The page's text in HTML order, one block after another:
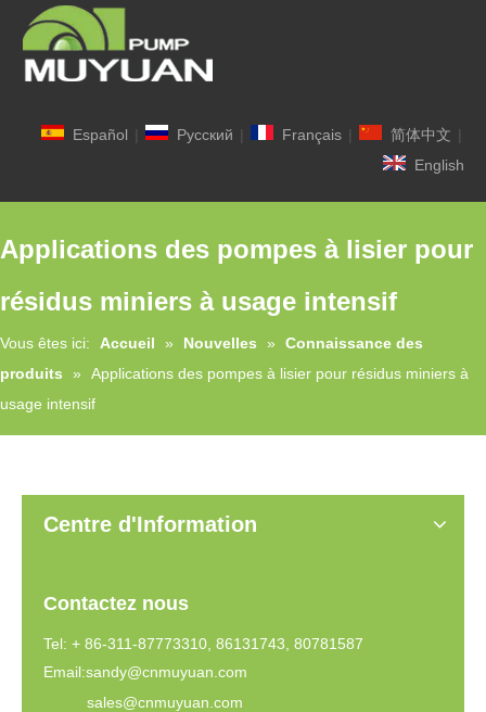
Español | Pусский | Français | 简体中文 |
English
Applications des pompes à lisier pour
résidus miniers à usage intensif
Vous êtes ici: Accueil » Nouvelles »
Connaissance des
produits
»
Applications des pompes à lisier pour résidus miniers à
usage intensif
Centre d'Information
Contactez nous
Tel: + 86-311-87773310, 86131743, 80781587
Email:sandy@cnmuyuan.com
sales@cnmuyuan.com